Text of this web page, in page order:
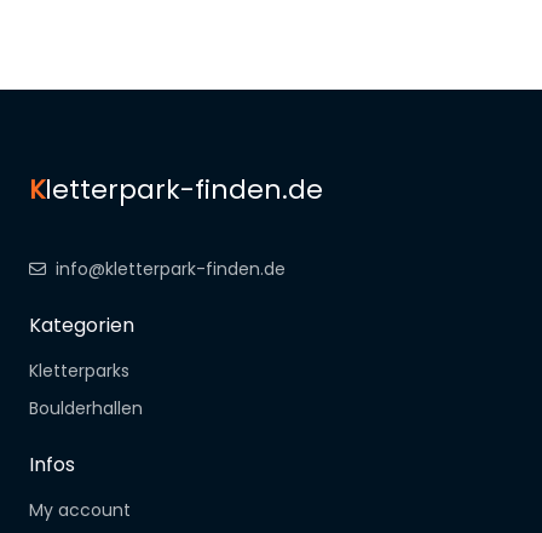
Kletterpark-finden.de
info@kletterpark-finden.de
Kategorien
Kletterparks
Boulderhallen
Infos
My account